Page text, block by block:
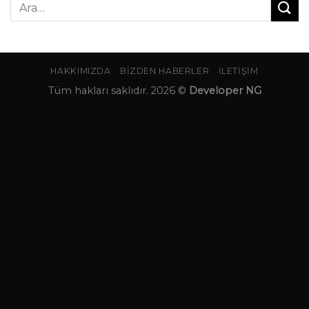
HAKKIMIZDA BIZDEN HABERLER İLETIŞIM
Tüm hakları saklıdır. 2026 © Developer NG